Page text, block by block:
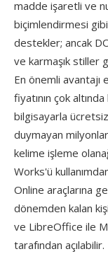
madde işaretli ve
biçimlendirmesi
destekler; ancak
ve karmaşık stiller
En önemli
fiyatının çok
bilgisayarla
duymayan
kelime işleme
Works'ü
Online araçlarına
dönemden kalan
ve LibreOffice ile
tarafından açılabilir.